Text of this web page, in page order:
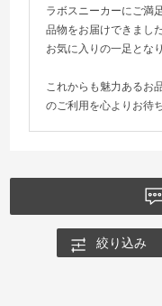
ラボスニーカーにご満
品物をお届けできまし
お気に入りの一足とな
これからも魅力あるお
のご利用を心よりお待
絞り込み